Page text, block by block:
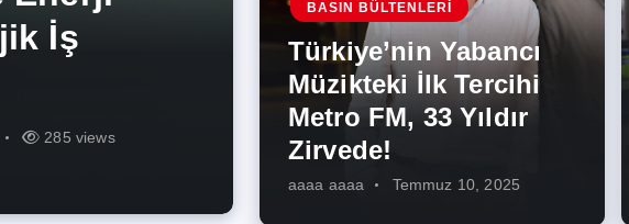
342 views
İlk
271 views
273 views
İş
285 views
Kısa
225 views
Artması
260 views
BASIN BÜLTENLERI
Türkiye’nin Yabancı
Müzikteki İlk Tercihi
Metro FM, 33 Yıldır
Zirvede!
aaaa aaaa Temmuz 10, 2025